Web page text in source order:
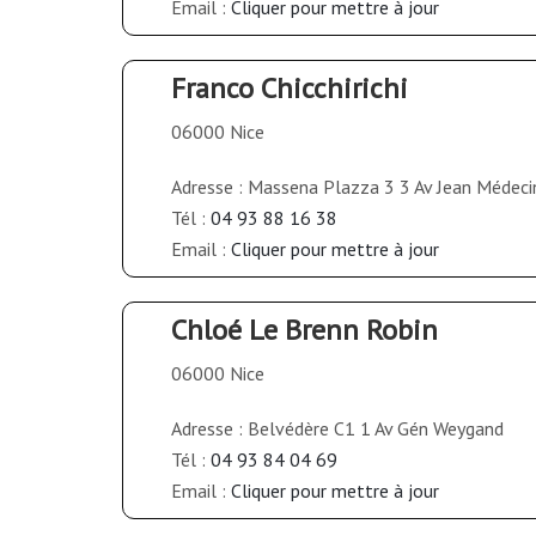
Email : Cliquer pour mettre à jour
Franco Chicchirichi
06000 Nice
Adresse : Massena Plazza 3 3 Av Jean
Tél : 04 93 88 16 38
Email : Cliquer pour mettre à jour
Chloé Le Brenn Robin
06000 Nice
Adresse : Belvédère C1 1 Av Gén Weygand
Tél : 04 93 84 04 69
Email : Cliquer pour mettre à jour